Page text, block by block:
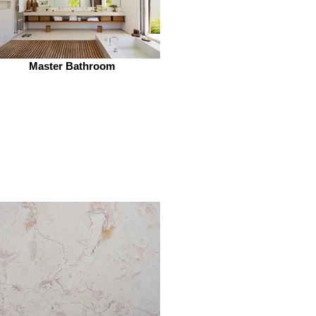
Master Bathroom